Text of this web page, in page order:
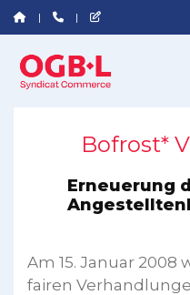
Bofrost*
Erneuerung
Am 15. Januar
fairen